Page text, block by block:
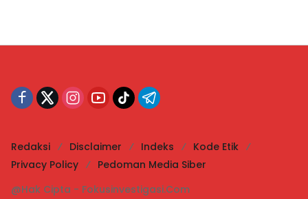
Redaksi Disclaimer Indeks
Kode Etik
Privacy Policy
Pedoman Media Siber
@Hak Cipta - Fokusinvestigasi.Com